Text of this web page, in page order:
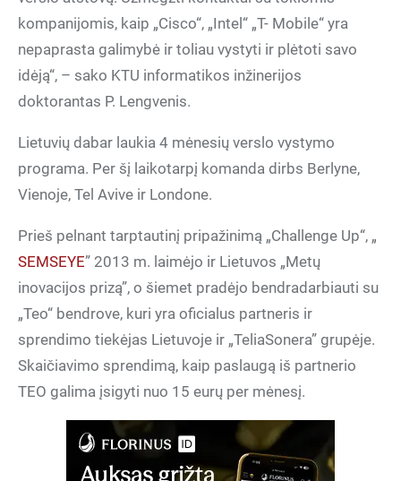
kompanijomis, kaip „Cisco“, „Intel“ „T- Mobile“ yra
nepaprasta galimybė ir toliau vystyti ir plėtoti savo
idėją“, – sako KTU informatikos inžinerijos
doktorantas P. Lengvenis.
Lietuvių dabar laukia 4 mėnesių verslo vystymo
programa. Per šį laikotarpį komanda dirbs Berlyne,
Vienoje, Tel Avive ir Londone.
Prieš pelnant tarptautinį pripažinimą „Challenge Up“, „
SEMSEYE” 2013 m. laimėjo ir Lietuvos „Metų
inovacijos prizą”, o šiemet pradėjo bendradarbiauti su
„Teo“ bendrove, kuri yra oficialus partneris ir
sprendimo tiekėjas Lietuvoje ir „TeliaSonera” grupėje.
Skaičiavimo sprendimą, kaip paslaugą iš partnerio
TEO galima įsigyti nuo 15 eurų per mėnesį.